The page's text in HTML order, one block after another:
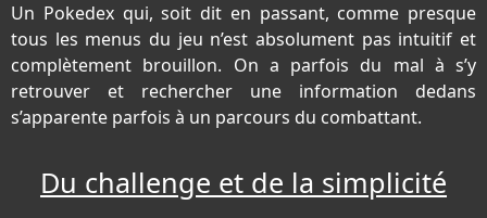
Un Pokedex qui, soit dit en passant, comme presque
tous les menus du jeu n’est absolument pas intuitif et
complètement brouillon. On a parfois du mal à s’y
retrouver et rechercher une information dedans
s’apparente parfois à un parcours du combattant.
Du challenge et de la simplicité